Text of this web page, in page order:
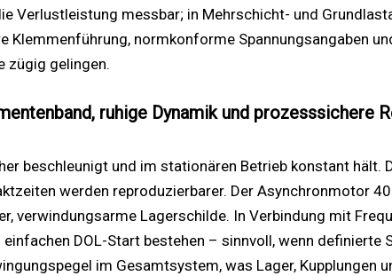
Verlustleistung messbar; in Mehrschicht- und
Klemmenführung, normkonforme Spannungsangaben
zügig gelingen.
ruhige Dynamik und prozesssichere
beschleunigt und im stationären Betrieb konstant
werden reproduzierbarer. Der Asynchronmotor
verwindungsarme Lagerschilde. In Verbindung mit
DOL-Start bestehen – sinnvoll, wenn
im Gesamtsystem, was Lager, Kupplungen